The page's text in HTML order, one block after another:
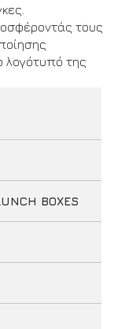
τους
λογότυπό της
BOXES